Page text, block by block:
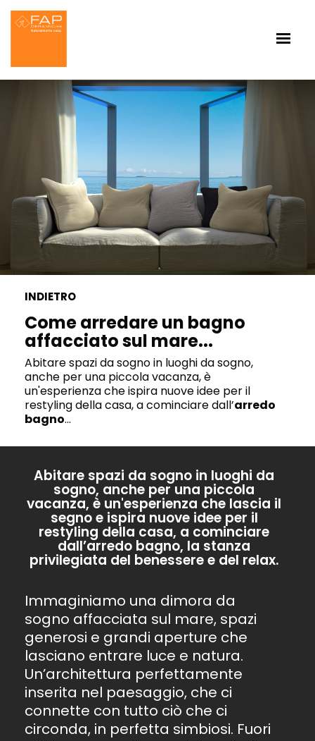
INDIETRO
Come arredare un bagno
affacciato sul mare...
Abitare spazi da sogno in luoghi da sogno,
anche per una piccola vacanza, è
un'esperienza che ispira nuove idee per il
restyling della casa, a cominciare dall’arredo
bagno...
Abitare spazi da sogno in luoghi da
sogno, anche per una piccola
vacanza, è un'esperienza che lascia il
segno e ispira nuove idee per il
restyling della casa, a cominciare
dall’arredo bagno, la stanza
privilegiata del benessere e del relax.
Immaginiamo una dimora da
sogno affacciata sul mare, spazi
generosi e grandi aperture che
lasciano entrare luce e natura.
Un’architettura perfettamente
inserita nel paesaggio, che ci
connette con tutto ciò che ci
circonda, in perfetta simbiosi. Fuori